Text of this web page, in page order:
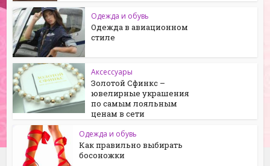
Одежда и обувь
Одежда в авиационном
стиле
Аксессуары
Золотой Сфинкс –
ювелирные украшения
по самым лояльным
ценам в cети
Одежда и обувь
Как правильно выбирать
босоножки